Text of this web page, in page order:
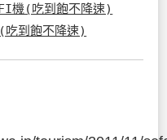
機(吃到飽不降速)
到飽不降速)